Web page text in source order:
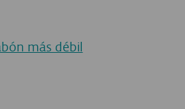
más débil